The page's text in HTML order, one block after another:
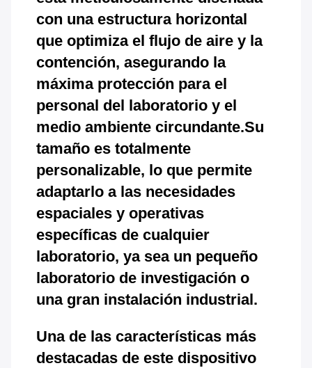
con una estructura horizontal
que optimiza el flujo de aire y la
contención, asegurando la
máxima protección para el
personal del laboratorio y el
medio ambiente circundante.Su
tamaño es totalmente
personalizable, lo que permite
adaptarlo a las necesidades
espaciales y operativas
específicas de cualquier
laboratorio, ya sea un pequeño
laboratorio de investigación o
una gran instalación industrial.
Una de las características más
destacadas de este dispositivo